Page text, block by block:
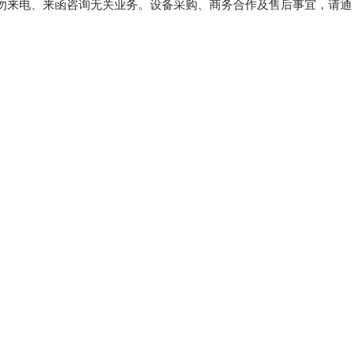
电、来函咨询无关业务。设备采购、商务合作及售后事宜，请通